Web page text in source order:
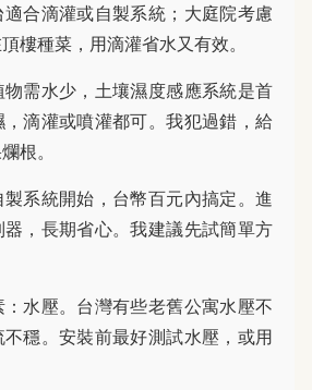
適合滴灌或自製系統；大庭院考慮
樓種菜，用滴灌省水又有效。
物需水少，土壤濕度感應系統是首
滴灌或噴灌都可。我犯過錯，給
根。
製系統開始，台幣百元內搞定。進
，長期省心。我建議先試簡單方
水壓。台灣有些老舊公寓水壓不
穩。安裝前最好測試水壓，或用